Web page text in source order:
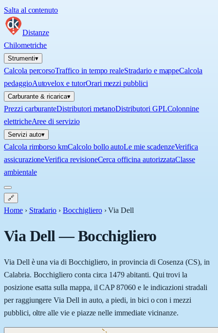
Salta al contenuto
Distanze
Chilometriche
Strumenti▾
Calcola percorsoTraffico in tempo realeStradario e mappeCalcola
pedaggioAutovelox e tutorOrari mezzi pubblici
Carburante & ricarica▾
Prezzi carburanteDistributori metanoDistributori GPLColonnine
elettricheAree di servizio
Servizi auto▾
Calcola rimborso kmCalcolo bollo autoLe mie scadenzeVerifica
assicurazioneVerifica revisioneCerca officina autorizzataClasse
ambientale
🔗
Home › Stradario › Bocchigliero ›Via Dell
Via Dell—Bocchigliero
Via Dell è una via di Bocchigliero, in provincia di Cosenza (CS), in
Calabria. Bocchigliero conta circa 1479 abitanti. Qui trovi la
posizione esatta sulla mappa, il CAP 87060 e le indicazioni stradali
per raggiungere Via Dell in auto, a piedi, in bici o con i mezzi
pubblici, oltre alle vie e piazze nelle immediate vicinanze.